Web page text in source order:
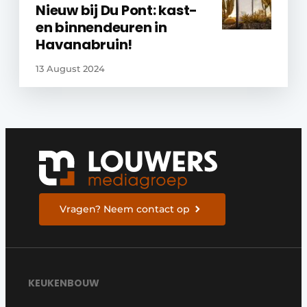
Nieuw bij Du Pont: kast-
en binnendeuren in
Havanabruin!
13 August 2024
Vragen? Neem contact op
KEUKENBOUW